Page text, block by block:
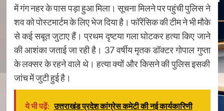
में गंग नहर के पास पड़ा हुआ मिला। सूचना मिलने पर पहुंची पुलिस ने
शव को पोस्टमार्टम के लिए भेज दिया है। फॉरेंसिक की टीम ने भी मौके
से कई सबूत जुटाए हैं। प्रथम दृष्टया गला घोटकर हत्या किए जाने
की आशंका जताई जा रही है। 37 वर्षीय मृतक डॉक्टर गोपाल गुप्ता
के लक्सर के रहने वाले थे। हत्या क्यों और किसने की पुलिस इसकी
जांच में जुटी हुई है।
ये भी पढ़ें: उत्तराखंड प्रदेश कांग्रेस कमेटी की नई कार्यकारिणी